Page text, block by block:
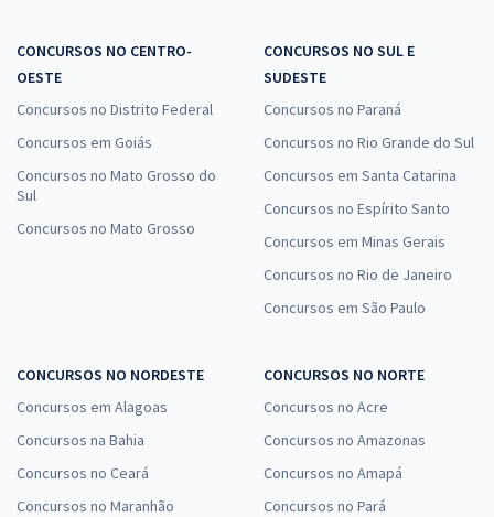
CONCURSOS NO CENTRO-
OESTE
Concursos no Distrito Federal
Concursos em Goiás
Concursos no Mato Grosso do
Sul
Concursos no Mato Grosso
CONCURSOS NO SUL E
SUDESTE
Concursos no Paraná
Concursos no Rio Grande do Sul
Concursos em Santa Catarina
Concursos no Espírito Santo
Concursos em Minas Gerais
Concursos no Rio de Janeiro
Concursos em São Paulo
CONCURSOS NO NORDESTE
Concursos em Alagoas
Concursos na Bahia
Concursos no Ceará
Concursos no Maranhão
CONCURSOS NO NORTE
Concursos no Acre
Concursos no Amazonas
Concursos no Amapá
Concursos no Pará